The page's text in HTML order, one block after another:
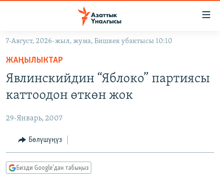
Навигацияга
өтүңүз
Издөөгө
салыңыз
ЭКОНОМИКА
МАДАНИЯТ
БОРБОР АЗИЯ
АТАЙЫН ИЛИКТӨӨ
ТВ ПРОГРАММАЛАР
ЭКСПЕРТТЕР ТАЛДАЙТ
ӨЗГӨЧӨ ПИКИР
7-Август, 2026-жыл, жума, Бишкек убактысы 10:10
ЖАҢЫЛЫКТАР
Явлинскийдин “Яблоко” партиясы
каттоодон өткөн жок
29-Январь, 2007
Бөлүшүңүз
Бизди Google'дан табыңыз